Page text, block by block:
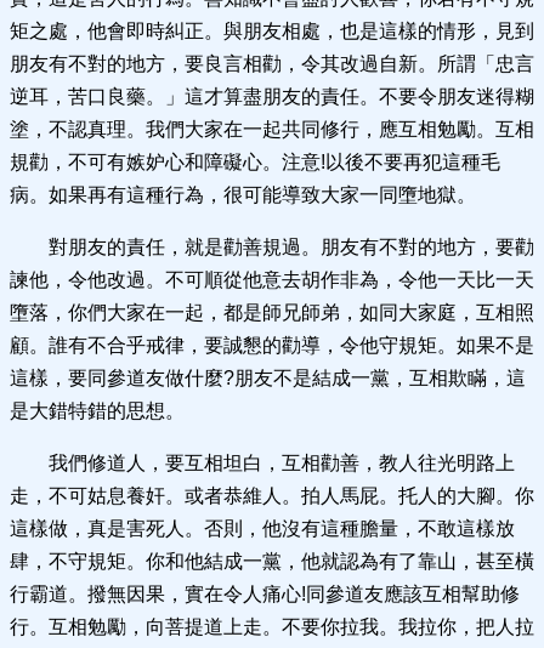
矩之處，他會即時糾正。與朋友相處，也是這樣的情形，見到
朋友有不對的地方，要良言相勸，令其改過自新。所謂「忠言
逆耳，苦口良藥。」這才算盡朋友的責任。不要令朋友迷得糊
塗，不認真理。我們大家在一起共同修行，應互相勉勵。互相
規勸，不可有嫉妒心和障礙心。注意!以後不要再犯這種毛
病。如果再有這種行為，很可能導致大家一同墮地獄。
對朋友的責任，就是勸善規過。朋友有不對的地方，要勸
諫他，令他改過。不可順從他意去胡作非為，令他一天比一天
墮落，你們大家在一起，都是師兄師弟，如同大家庭，互相照
顧。誰有不合乎戒律，要誠懇的勸導，令他守規矩。如果不是
這樣，要同參道友做什麼?朋友不是結成一黨，互相欺瞞，這
是大錯特錯的思想。
我們修道人，要互相坦白，互相勸善，教人往光明路上
走，不可姑息養奸。或者恭維人。拍人馬屁。托人的大腳。你
這樣做，真是害死人。否則，他沒有這種膽量，不敢這樣放
肆，不守規矩。你和他結成一黨，他就認為有了靠山，甚至橫
行霸道。撥無因果，實在令人痛心!同參道友應該互相幫助修
行。互相勉勵，向菩提道上走。不要你拉我。我拉你，把人拉